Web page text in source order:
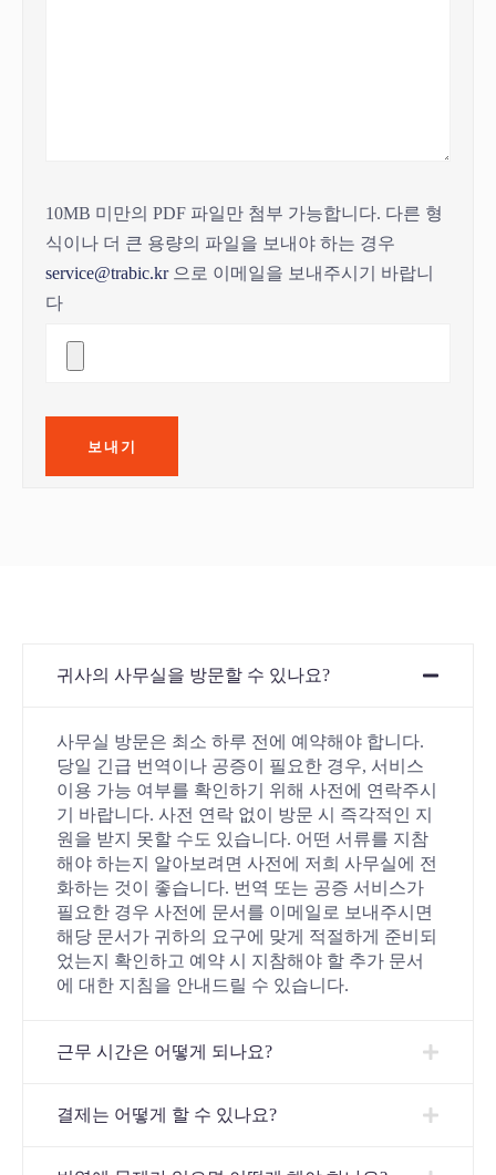
10MB 미만의 PDF 파일만 첨부 가능합니다. 다른 형
식이나 더 큰 용량의 파일을 보내야 하는 경우
service@trabic.kr으로 이메일을 보내주시기 바랍니
다
귀사의 사무실을 방문할 수 있나요?
사무실 방문은 최소 하루 전에 예약해야 합니다.
당일 긴급 번역이나 공증이 필요한 경우, 서비스
이용 가능 여부를 확인하기 위해 사전에 연락주시
기 바랍니다. 사전 연락 없이 방문 시 즉각적인 지
원을 받지 못할 수도 있습니다. 어떤 서류를 지참
해야 하는지 알아보려면 사전에 저희 사무실에 전
화하는 것이 좋습니다. 번역 또는 공증 서비스가
필요한 경우 사전에 문서를 이메일로 보내주시면
해당 문서가 귀하의 요구에 맞게 적절하게 준비되
었는지 확인하고 예약 시 지참해야 할 추가 문서
에 대한 지침을 안내드릴 수 있습니다.
근무 시간은 어떻게 되나요?
결제는 어떻게 할 수 있나요?